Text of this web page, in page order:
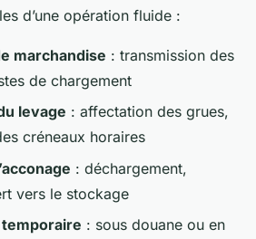
d’une opération fluide :
marchandise : transmission des
de chargement
levage : affectation des grues,
créneaux horaires
: déchargement,
vers le stockage
: sous douane ou en